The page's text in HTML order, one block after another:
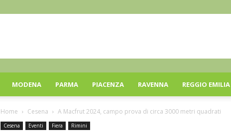
MODENA PARMA PIACENZA RAVENNA REGGIO EMILIA
Home Cesena A Macfrut 2024, campo prova di circa 3000 metri quadrati
Cesena Eventi Fiera Rimini